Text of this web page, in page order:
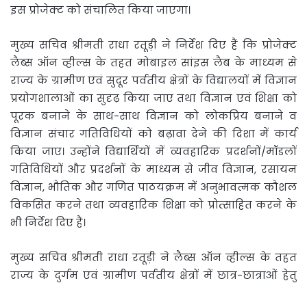
इस प्रोजेक्ट को संचालित किया जाएगा।
मुख्य सचिव श्रीमती राधा रतूड़ी ने निर्देश दिए हैं कि प्रोजेक्ट
लैब्स ऑन व्हील्स के तहत मोबाइल सांइस लैब के माध्यम से
राज्य के ग्रामीण एवं सुदूर पर्वतीय क्षेत्रों के विद्यालयों में विज्ञान
प्रयोगशालाओं का सुदृढ़ किया जाए तथा विज्ञान एवं शिक्षा को
पूरक बनाने के साथ-साथ विज्ञान को लोकप्रिय बनाने व
विज्ञान संचार गतिविधियों को बढ़ावा देने की दिशा में कार्य
किया जाए। उन्होंने विद्यार्थियों में व्यवहारिक प्रदर्शनों/मॉडलों
गतिविधियों और प्रदर्शनों के माध्यम से जीव विज्ञान, रसायन
विज्ञान, भौतिक और गणित पाठयक्रम में अनुभावत्मक कौशल
विकसित करने तथा व्यवहारिक शिक्षा को प्रोत्साहित करने के
भी निर्देश दिए हैं।
मुख्य सचिव श्रीमती राधा रतूड़ी ने लैब्स ऑन व्हील्स के तहत
राज्य के दुर्गम एवं ग्रामीण पर्वतीय क्षेत्रों में छात्र-छात्राओं हेतु